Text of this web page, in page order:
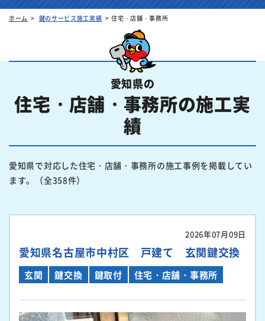
ホーム 鍵のサービス施工実績 住宅・店舗・事務所
愛知県の
住宅・店舗・事務所の施工実
績
愛知県で対応した住宅・店舗・事務所の施工事例を掲載してい
ます。（全358件）
2026年07月09日
愛知県名古屋市中村区 戸建て 玄関鍵交換
玄関 鍵交換 鍵取付 住宅・店舗・事務所